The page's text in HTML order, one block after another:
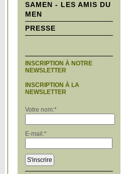
SAMEN - LES AMIS DU
MEN
PRESSE
INSCRIPTION À NOTRE
NEWSLETTER
INSCRIPTION À LA
NEWSLETTER
Votre nom:*
E-mail:*
S'inscrire